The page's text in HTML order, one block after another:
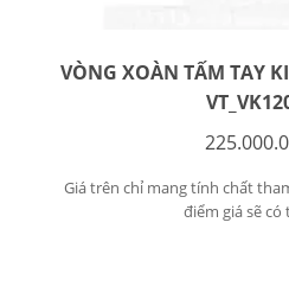
VÒNG XOÀN TẤM TAY
Giá trên chỉ mang tính chất
điểm giá sẽ có